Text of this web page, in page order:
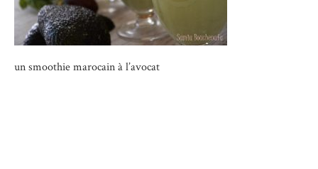
un smoothie marocain à l’avocat